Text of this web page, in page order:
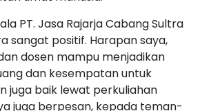
PT. Jasa Rajarja Cabang Sultra
sangat positif. Harapan saya,
dosen mampu menjadikan
dan kesempatan untuk
juga baik lewat perkuliahan
juga berpesan, kepada teman-